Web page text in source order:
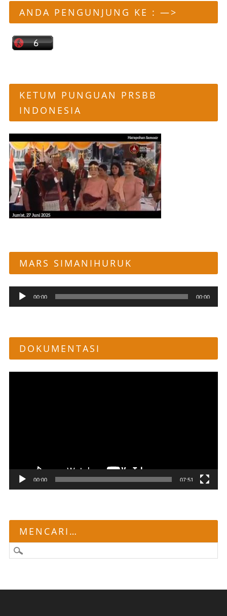
ANDA PENGUNJUNG KE : —>
KETUM PUNGUAN PRSBB
INDONESIA
MARS SIMANIHURUK
Pemutar
Audio
00:00 00:00
DOKUMENTASI
00:00 07:51
MENCARI…